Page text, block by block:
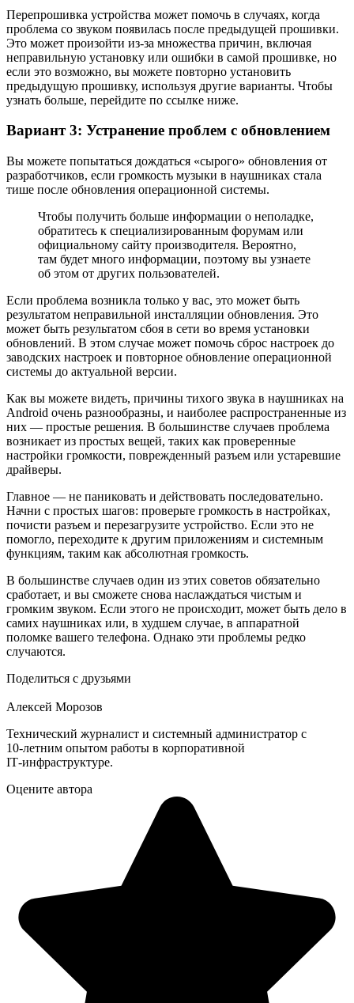
Перепрошивка устройства может помочь в случаях, когда
проблема со звуком появилась после предыдущей прошивки.
Это может произойти из-за множества причин, включая
неправильную установку или ошибки в самой прошивке, но
если это возможно, вы можете повторно установить
предыдущую прошивку, используя другие варианты. Чтобы
узнать больше, перейдите по ссылке ниже.
Вариант 3: Устранение проблем с обновлением
Вы можете попытаться дождаться «сырого» обновления от
разработчиков, если громкость музыки в наушниках стала
тише после обновления операционной системы.
Чтобы получить больше информации о неполадке,
обратитесь к специализированным форумам или
официальному сайту производителя. Вероятно,
там будет много информации, поэтому вы узнаете
об этом от других пользователей.
Если проблема возникла только у вас, это может быть
результатом неправильной инсталляции обновления. Это
может быть результатом сбоя в сети во время установки
обновлений. В этом случае может помочь сброс настроек до
заводских настроек и повторное обновление операционной
системы до актуальной версии.
Как вы можете видеть, причины тиxого звука в наушниках на
Android очень разнообразны, и наиболее распространенные из
них — простые решения. В большинстве случаев проблема
возникает из простых вещей, таких как проверенные
настройки громкости, поврежденный разъем или устаревшие
драйверы.
Главное — не паниковать и действовать последовательно.
Начни с простых шагов: проверьте громкость в настройках,
почисти разъем и перезагрузите устройство. Если это не
помогло, переходите к другим приложениям и системным
функциям, таким как абсолютная громкость.
В большинстве случаев один из этих советов обязательно
сработает, и вы сможете снова наслаждаться чистым и
громким звуком. Если этого не происходит, может быть дело в
самих наушниках или, в худшем случае, в аппаратной
поломке вашего телефона. Однако эти проблемы редко
случаются.
Поделиться с друзьями
Алексей Морозов
Технический журналист и системный администратор с
10‑летним опытом работы в корпоративной
IT‑инфраструктуре.
Оцените автора